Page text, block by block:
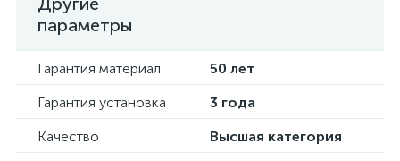
параметры
Гарантия материал
50 лет
Гарантия установка
3 года
Качество
Высшая категория